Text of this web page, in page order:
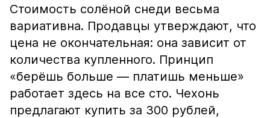
Стоимость солёной снеди весьма
вариативна. Продавцы утверждают, что
цена не окончательная: она зависит от
количества купленного. Принцип
«берёшь больше — платишь меньше»
работает здесь на все сто. Чехонь
предлагают купить за 300 рублей,